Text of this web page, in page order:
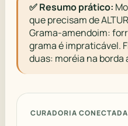
✅ Resumo prático:
que precisam de
Grama-amendoim:
grama é impraticável.
duas: moréia na
CURADORIA